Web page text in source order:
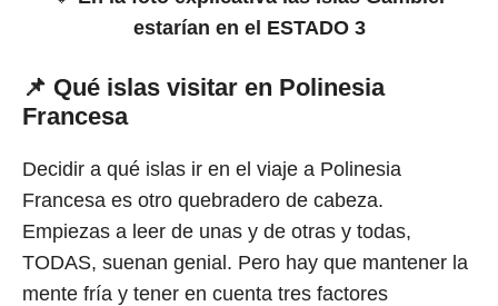
estarían en el ESTADO 3
📌 Qué islas visitar en Polinesia
Francesa
Decidir a qué islas ir en el viaje a Polinesia
Francesa es otro quebradero de cabeza.
Empiezas a leer de unas y de otras y todas,
TODAS, suenan genial. Pero hay que mantener la
mente fría y tener en cuenta tres factores